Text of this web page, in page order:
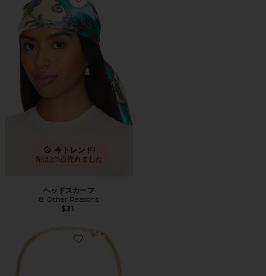
Favorite ヘッドスカーフ
今トレンド!
先ほど5点売れました
ヘッドスカーフ
8 Other Reasons
$31
Favorite ペンダントネックレス